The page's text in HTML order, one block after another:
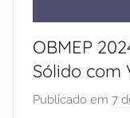
OBMEP
Sólido com
Publicado em 7